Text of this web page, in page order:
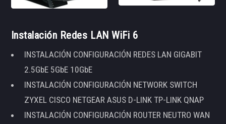
Instalación Redes LAN WiFi 6
INSTALACIÓN CONFIGURACIÓN REDES LAN GIGABIT
2.5GbE 5GbE 10GbE
INSTALACIÓN CONFIGURACIÓN NETWORK SWITCH
ZYXEL CISCO NETGEAR ASUS D-LINK TP-LINK QNAP
INSTALACIÓN CONFIGURACIÓN ROUTER NEUTRO WAN